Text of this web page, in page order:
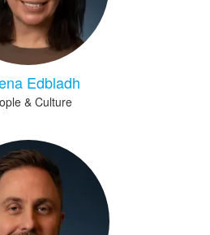
Edbladh
& Culture